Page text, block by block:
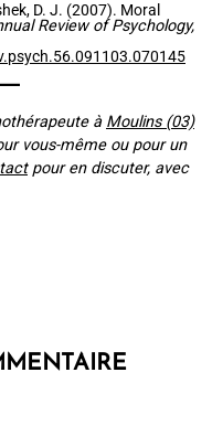
D. J. (2007). Moral
Review of Psychology,
à Moulins (03)
vous-même ou pour un
pour en discuter, avec